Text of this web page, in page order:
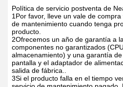
Política de servicio postventa de
1Por favor, lleve un vale de
de mantenimiento cuando tenga
producto.
2Ofrecemos un año de garantía a
componentes no garantizados
almacenamiento) y una garantía
pantalla y el adaptador de
salida de fábrica..
3Si el producto falla en el tiempo